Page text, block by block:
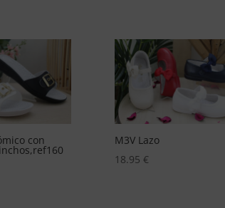
Clasica1C polo
17.95€